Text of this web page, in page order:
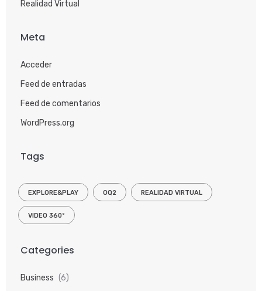
Realidad Virtual
Meta
Acceder
Feed de entradas
Feed de comentarios
WordPress.org
Tags
EXPLORE&PLAY OQ2 REALIDAD VIRTUAL
VIDEO 360º
Categories
Business (6)